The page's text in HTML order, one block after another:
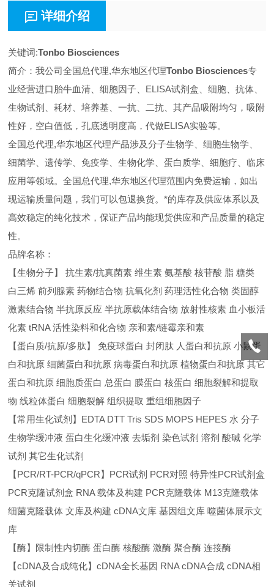
详细介绍
关键词:Tonbo Biosciences
简介：我公司全国总代理,华东地区代理Tonbo Biosciences专
业经营进口胎牛血清、细胞因子、ELISA试剂盒、细胞、抗体、
生物试剂、耗材、培养基、一抗、二抗、其产品吸附均匀，吸附
性好，空白值低，孔底透明度高，代做ELISA实验等。
全国总代理,华东地区代理产品涉及分子生物学、细胞生物学、
细菌学、遗传学、免疫学、生物化学、蛋白质学、细胞疗、临床
应用等领域。全国总代理,华东地区代理范围内免费运输，如出
现运输质量问题，我们可以包退换货。*的库存及供应体系以及
高效稳定的纯化技术，保证产品均能现货供应和产品质量的稳定
性。
品牌名称：
【生物分子】 抗生素/抗真菌素 维生素 氨基酸 核苷酸 脂 糖类
白三烯 前列腺素 药物结合物 抗氧化剂 药理活性化合物 类固醇
激素结合物 半抗原反应 半抗原载体结合物 放射性核素 血小板活
化素 tRNA 活性染料和化合物 亲和素/链霉亲和素
【蛋白质/抗原/多肽】 免疫球蛋白 封闭肽 人蛋白和抗原 小鼠蛋
白和抗原 细菌蛋白和抗原 病毒蛋白和抗原 植物蛋白和抗原 其它
蛋白和抗原 细胞质蛋白 总蛋白 膜蛋白 核蛋白 细胞裂解和提取
物 线粒体蛋白 细胞裂解 组织提取 重组细胞因子
【常用生化试剂】EDTA DTT Tris SDS MOPS HEPES 水 分子
生物学缓冲液 蛋白生化缓冲液 去垢剂 染色试剂 溶剂 酸碱 化学
试剂 其它生化试剂
【PCR/RT-PCR/qPCR】PCR试剂 PCR对照 特异性PCR试剂盒
PCR克隆试剂盒 RNA 载体及构建 PCR克隆载体 M13克隆载体
细菌克隆载体 文库及构建 cDNA文库 基因组文库 噬菌体展示文
库
【酶】限制性内切酶 蛋白酶 核酸酶 激酶 聚合酶 连接酶
【cDNA及合成纯化】cDNA全长基因 RNA cDNA合成 cDNA相
关试剂